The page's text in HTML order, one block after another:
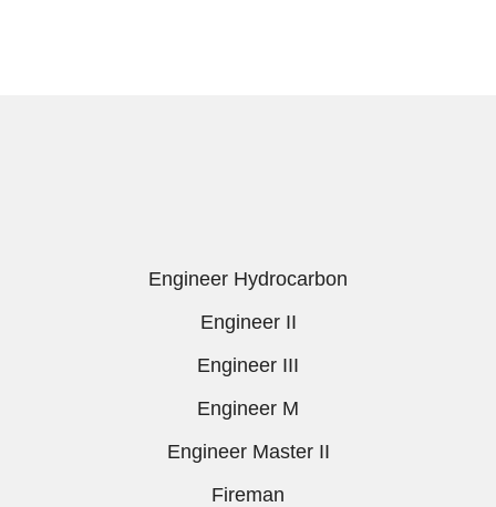
Engineer Hydrocarbon
Engineer II
Engineer III
Engineer M
Engineer Master II
Fireman